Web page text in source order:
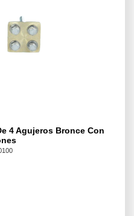
4 Agujeros Bronce Con